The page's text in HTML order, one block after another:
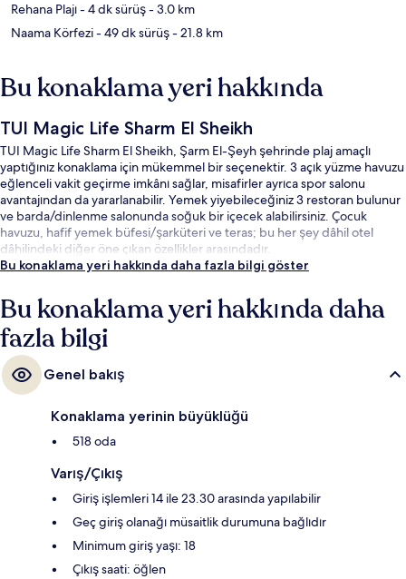
Rehana Plajı- 4 dk sürüş- 3.0 km
Naama Körfezi- 49 dk sürüş- 21.8 km
Bu konaklama yeri hakkında
TUI Magic Life Sharm El Sheikh
TUI Magic Life Sharm El Sheikh, Şarm El-Şeyh şehrinde plaj amaçlı
yaptığınız konaklama için mükemmel bir seçenektir. 3 açık yüzme havuzu
eğlenceli vakit geçirme imkânı sağlar, misafirler ayrıca spor salonu
avantajından da yararlanabilir. Yemek yiyebileceğiniz 3 restoran bulunur
ve barda/dinlenme salonunda soğuk bir içecek alabilirsiniz. Çocuk
havuzu, hafif yemek büfesi/şarküteri ve teras; bu her şey dâhil otel
dâhilindeki diğer öne çıkan özellikler arasındadır.
Bu konaklama yeri hakkında daha fazla bilgi göster
Bu konaklama yeri hakkında daha
fazla bilgi
Genel bakış
Konaklama yerinin büyüklüğü
518 oda
Varış/Çıkış
Giriş işlemleri 14 ile 23.30 arasında yapılabilir
Geç giriş olanağı müsaitlik durumuna bağlıdır
Minimum giriş yaşı: 18
Çıkış saati: öğlen